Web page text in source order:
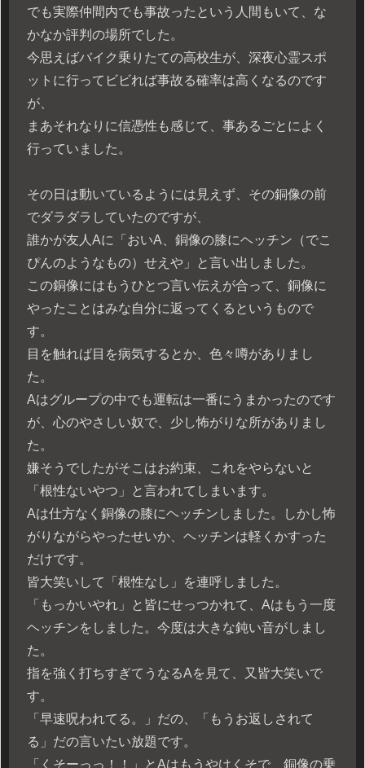
でも実際仲間内でも事故ったという人間もいて、な
かなか評判の場所でした。
今思えばバイク乗りたての高校生が、深夜心霊スポ
ットに行ってビビれば事故る確率は高くなるのです
が、
まあそれなりに信憑性も感じて、事あるごとによく
行っていました。
その日は動いているようには見えず、その銅像の前
でダラダラしていたのですが、
誰かが友人Aに「おいA、銅像の膝にヘッチン（でこ
ぴんのようなもの）せえや」と言い出しました。
この銅像にはもうひとつ言い伝えが合って、銅像に
やったことはみな自分に返ってくるというもので
す。
目を触れば目を病気するとか、色々噂がありまし
た。
Aはグループの中でも運転は一番にうまかったのです
が、心のやさしい奴で、少し怖がりな所がありまし
た。
嫌そうでしたがそこはお約束、これをやらないと
「根性ないやつ」と言われてしまいます。
Aは仕方なく銅像の膝にヘッチンしました。しかし怖
がりながらやったせいか、ヘッチンは軽くかすった
だけです。
皆大笑いして「根性なし」を連呼しました。
「もっかいやれ」と皆にせっつかれて、Aはもう一度
ヘッチンをしました。今度は大きな鈍い音がしまし
た。
指を強く打ちすぎてうなるAを見て、又皆大笑いで
す。
「早速呪われてる。」だの、「もうお返しされて
る」だの言いたい放題です。
「くそーっっ！！」とAはもうやけくそで、銅像の乗